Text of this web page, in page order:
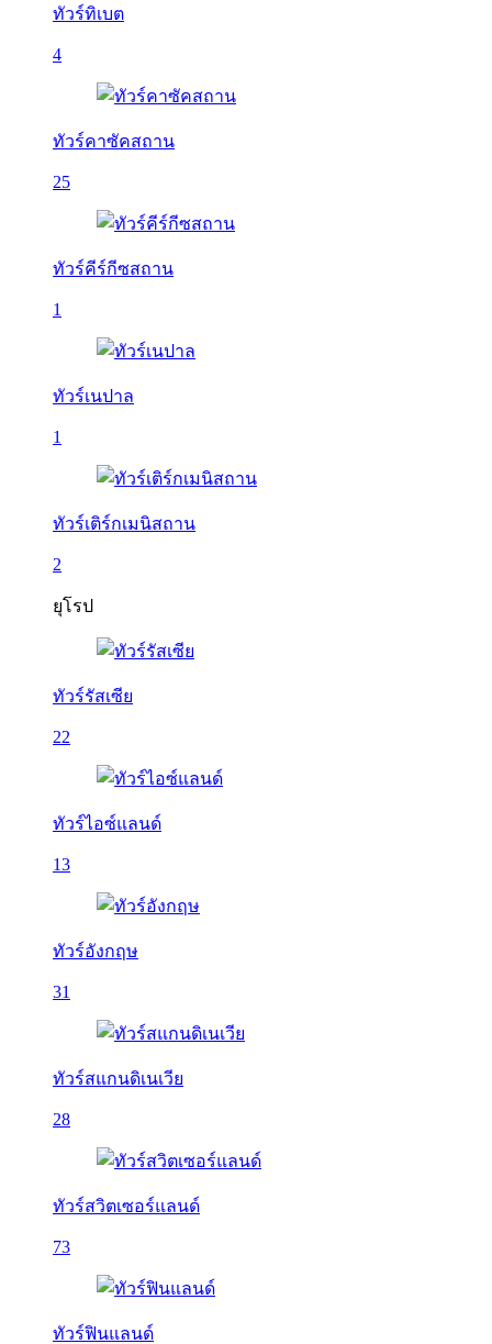
ทัวร์ทิเบต
4
ทัวร์คาซัคสถาน
25
ทัวร์คีร์กีซสถาน
1
ทัวร์เนปาล
1
ทัวร์เติร์กเมนิสถาน
2
ยุโรป
ทัวร์รัสเซีย
22
ทัวร์ไอซ์แลนด์
13
ทัวร์อังกฤษ
31
ทัวร์สแกนดิเนเวีย
28
ทัวร์สวิตเซอร์แลนด์
73
ทัวร์ฟินแลนด์